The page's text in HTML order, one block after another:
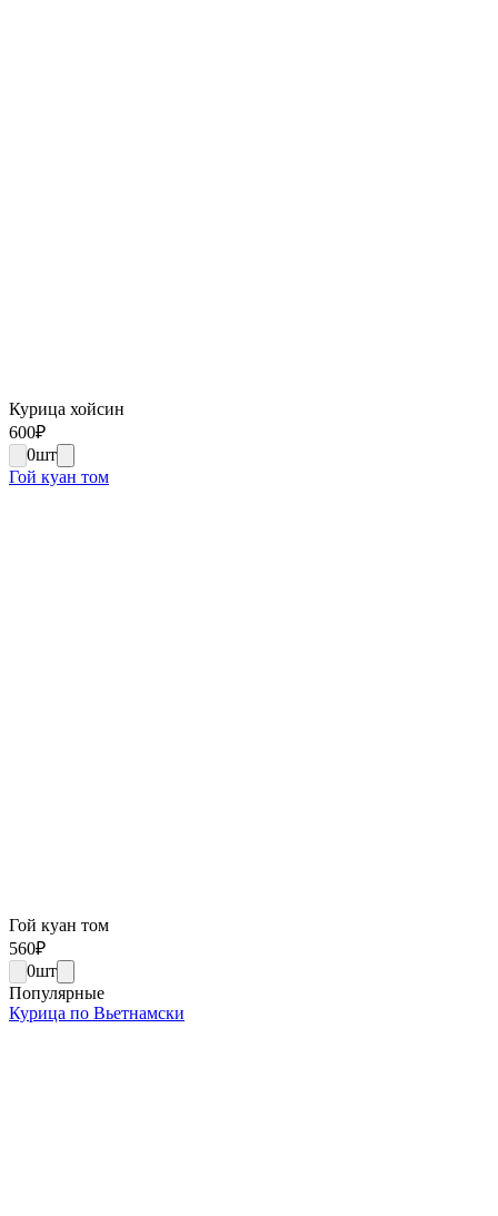
Курица хойсин
600₽
0шт
Гой куан том
Гой куан том
560₽
0шт
Популярные
Курица по Вьетнамски